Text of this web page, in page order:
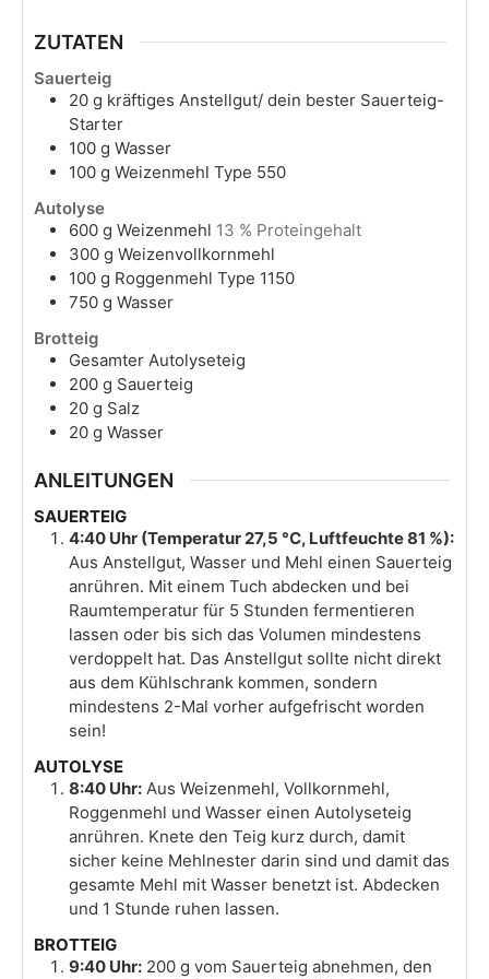
ZUTATEN
Sauerteig
20 g kräftiges Anstellgut/ dein bester Sauerteig-
Starter
100 g Wasser
100 g Weizenmehl Type 550
Autolyse
600 g Weizenmehl 13 % Proteingehalt
300 g Weizenvollkornmehl
100 g Roggenmehl Type 1150
750 g Wasser
Brotteig
Gesamter Autolyseteig
200 g Sauerteig
20 g Salz
20 g Wasser
ANLEITUNGEN
SAUERTEIG
4:40 Uhr (Temperatur 27,5 °C, Luftfeuchte 81 %):
Aus Anstellgut, Wasser und Mehl einen Sauerteig
anrühren. Mit einem Tuch abdecken und bei
Raumtemperatur für 5 Stunden fermentieren
lassen oder bis sich das Volumen mindestens
verdoppelt hat. Das Anstellgut sollte nicht direkt
aus dem Kühlschrank kommen, sondern
mindestens 2-Mal vorher aufgefrischt worden
sein!
AUTOLYSE
8:40 Uhr: Aus Weizenmehl, Vollkornmehl,
Roggenmehl und Wasser einen Autolyseteig
anrühren. Knete den Teig kurz durch, damit
sicher keine Mehlnester darin sind und damit das
gesamte Mehl mit Wasser benetzt ist. Abdecken
und 1 Stunde ruhen lassen.
BROTTEIG
9:40 Uhr: 200 g vom Sauerteig abnehmen, den